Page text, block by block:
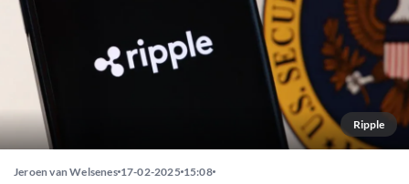
Ripple
Jeroen van Welsenes 17-02-2025 15:08